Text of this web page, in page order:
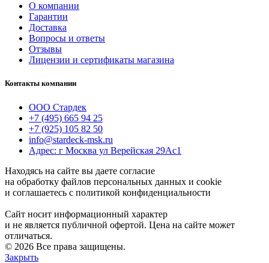
О компании
Гарантии
Доставка
Вопросы и ответы
Отзывы
Лицензии и сертификаты магазина
Контакты компании
ООО Стардек
+7 (495) 665 94 25
+7 (925) 105 82 50
info@stardeck-msk.ru
Адрес: г Москва ул Верейская 29Ас1
Находясь на сайте вы даете согласие
на обработку файлов персональных данных и cookie
и соглашаетесь с политикой конфиденциальности
Сайт носит информационный характер
и не является публичной офертой. Цена на сайте может
отличаться.
© 2026 Все права защищены.
Закрыть